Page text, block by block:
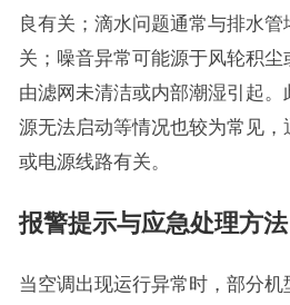
良有关；滴水问题通常与排水
关；噪音异常可能源于风轮积
由滤网未清洁或内部潮湿引起
源无法启动等情况也较为常见
或电源线路有关。
报警提示与应急处理方法
当空调出现运行异常时，部分